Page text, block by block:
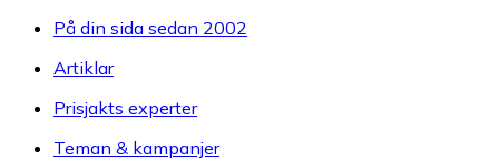
På din sida sedan 2002
Artiklar
Prisjakts experter
Teman & kampanjer